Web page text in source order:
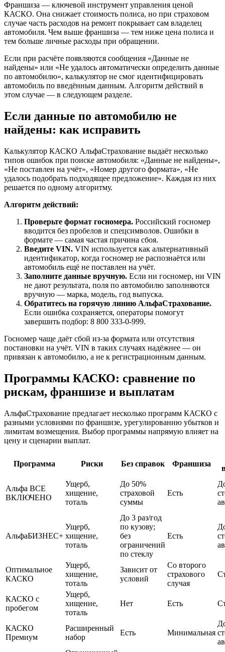
Франшиза — ключевой инструмент управления ценой
КАСКО. Она снижает стоимость полиса, но при страховом
случае часть расходов на ремонт покрывает сам владелец
автомобиля. Чем выше франшиза — тем ниже цена полиса и
тем больше личные расходы при обращении.
Если при расчёте появляются сообщения «Данные не
найдены» или «Не удалось автоматически определить данные
по автомобилю», калькулятор не смог идентифицировать
автомобиль по введённым данным. Алгоритм действий в
этом случае — в следующем разделе.
Если данные по автомобилю не
найдены: как исправить
Калькулятор КАСКО АльфаСтрахование выдаёт несколько
типов ошибок при поиске автомобиля: «Данные не найдены»,
«Не поставлен на учёт», «Номер другого формата», «Не
удалось подобрать подходящее предложение». Каждая из них
решается по одному алгоритму.
Алгоритм действий:
Проверьте формат госномера. Российский госномер
вводится без пробелов и спецсимволов. Ошибки в
формате — самая частая причина сбоя.
Введите VIN. VIN используется как альтернативный
идентификатор, когда госномер не распознаётся или
автомобиль ещё не поставлен на учёт.
Заполните данные вручную. Если ни госномер, ни VIN
не дают результата, поля по автомобилю заполняются
вручную — марка, модель, год выпуска.
Обратитесь на горячую линию АльфаСтрахование.
Если ошибка сохраняется, операторы помогут
завершить подбор: 8 800 333-0-999.
Госномер чаще даёт сбой из-за формата или отсутствия
постановки на учёт. VIN в таких случаях надёжнее — он
привязан к автомобилю, а не к регистрационным данным.
Программы КАСКО: сравнение по
рискам, франшизе и выплатам
АльфаСтрахование предлагает несколько программ КАСКО с
разными условиями по франшизе, урегулированию убытков и
лимитам возмещения. Выбор программы напрямую влияет на
цену и сценарии выплат.
Программа Риски Без справок Франшиза
Альфа ВСЕ
ВКЛЮЧЕНО
Ущерб,
хищение,
тоталь
До 50%
страховой
суммы
Есть
АльфаБИЗНЕС+
Ущерб,
хищение,
тоталь
До 3 раз/год
по кузову;
без
ограничений
по стеклу
Есть
Оптимальное
КАСКО
Ущерб,
хищение,
тоталь
Зависит от
условий
Со второго
страхового
случая
КАСКО с
пробегом
Ущерб,
хищение,
тоталь
Нет Есть
КАСКО
Премиум
Расширенный
набор
Есть Минимальная